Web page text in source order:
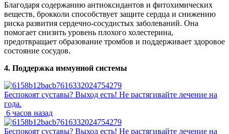
Благодаря содержанию антиоксидантов и фитохимических
веществ, брокколи способствует защите сердца и снижению
риска развития сердечно-сосудистых заболеваний. Она
помогает снизить уровень плохого холестерина,
предотвращает образование тромбов и поддерживает здоровое
состояние сосудов.
4. Поддержка иммунной системы
Беспокоят суставы? Выход есть! Не растягивайте лечение на
года.
6 часов назад
Беспокоят суставы? Выход есть! Не растягивайте лечение на